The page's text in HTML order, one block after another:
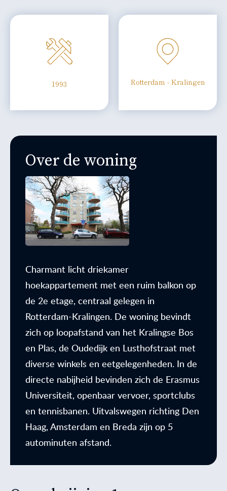
1993 Rotterdam - Kralingen
Over de woning
Charmant licht driekamer
hoekappartement met een ruim balkon op
de 2e etage, centraal gelegen in
Rotterdam-Kralingen. De woning bevindt
zich op loopafstand van het Kralingse Bos
en Plas, de Oudedijk en Lusthofstraat met
diverse winkels en eetgelegenheden. In de
directe nabijheid bevinden zich de Erasmus
Universiteit, openbaar vervoer, sportclubs
en tennisbanen. Uitvalswegen richting Den
Haag, Amsterdam en Breda zijn op 5
autominuten afstand.